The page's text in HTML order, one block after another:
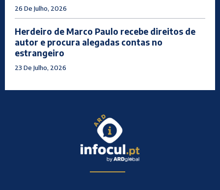
26 De Julho, 2026
Herdeiro de Marco Paulo recebe direitos de
autor e procura alegadas contas no
estrangeiro
23 De Julho, 2026